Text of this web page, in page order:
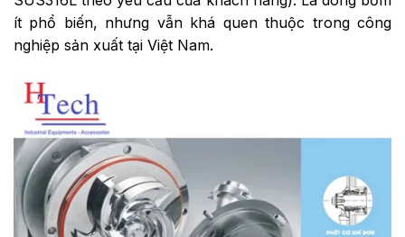
ít phổ biến, nhưng vẫn khá quen thuộc trong công
nghiệp sản xuất tại Việt Nam.